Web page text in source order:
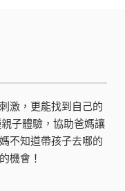
激，更能找到自己的
子體驗，協助爸媽讓
不知道帶孩子去哪的
機會！